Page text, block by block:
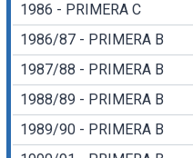
1986 - PRIMERA C
1986/87 - PRIMERA B
1987/88 - PRIMERA B
1988/89 - PRIMERA B
1989/90 - PRIMERA B